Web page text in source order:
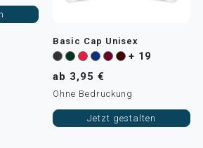
Basic Cap Unisex
+ 19
ab 3,95 €
Ohne Bedruckung
Jetzt gestalten